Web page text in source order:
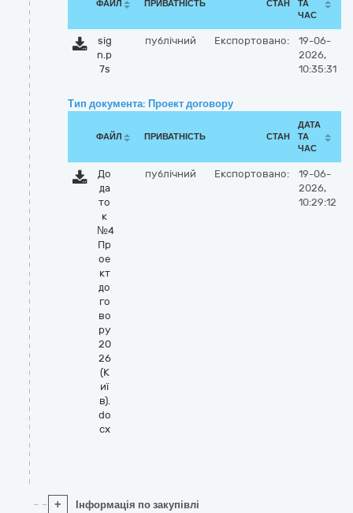
ФАЙЛ ПРИВАТНІСТЬ СТАН
ТА
ЧАС
sig
n.p
7s
публічний Експортовано:
19-06-
2026,
10:35:31
Тип документа: Проект договору
ФАЙЛ ПРИВАТНІСТЬ СТАН
ДАТА
ТА
ЧАС
До
да
то
к
№4
Пр
ое
кт
до
го
во
ру
20
26
(К
иї
в).
do
cx
публічний Експортовано:
19-06-
2026,
10:29:12
+ Інформація по закупівлі